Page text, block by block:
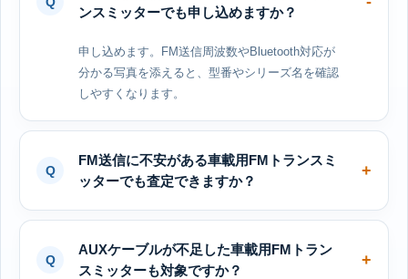
ンスミッターでも申し込めますか？
申し込めます。FM送信周波数やBluetooth対応が
分かる写真を添えると、型番やシリーズ名を確認
しやすくなります。
FM送信に不安がある車載用FMトランスミ
ッターでも査定できますか？
AUXケーブルが不足した車載用FMトラン
スミッターも対象ですか？